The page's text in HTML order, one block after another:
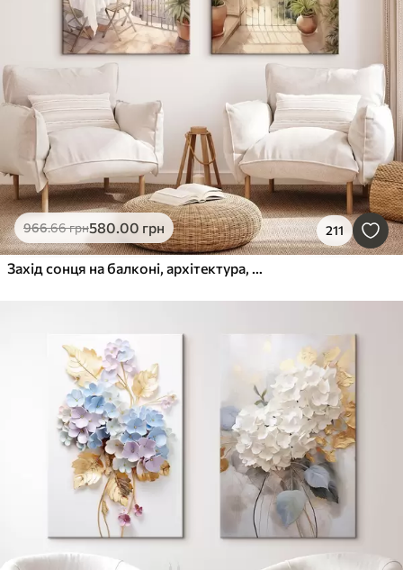
966.66грн580.00 грн 211
Захід сонця на балконі, архітектура, квітучі квіти, акварельний стиль, середземноморський